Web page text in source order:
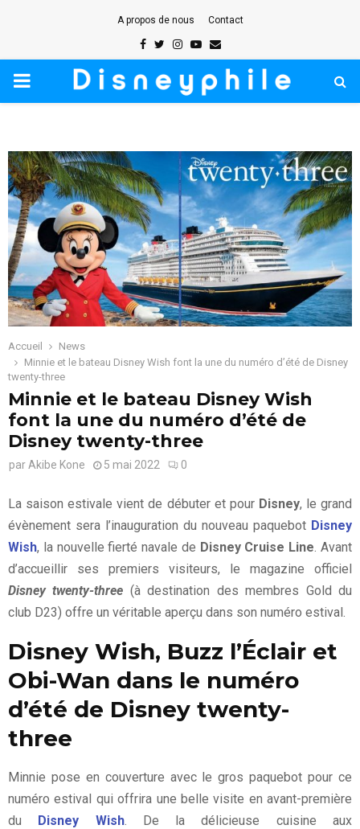
A propos de nous Contact
Facebook
TwitterInstagram
Youtube
Email
PRIMARY
Accueil
News
Minnie et le bateau Disney Wish font la une du numéro d’été de Disney
twenty-three
Minnie et le bateau Disney Wish
font la une du numéro d’été de
Disney twenty-three
par Akibe Kone 5 mai 2022 0
La saison estivale vient de débuter et pour Disney, le grand
évènement sera l’inauguration du nouveau paquebot Disney
Wish, la nouvelle fierté navale de Disney Cruise Line. Avant
d’accueillir ses premiers visiteurs, le magazine officiel
Disney twenty-three (à destination des membres Gold du
club D23) offre un véritable aperçu dans son numéro estival.
Disney Wish, Buzz l’Éclair et
Obi-Wan dans le numéro
d’été de Disney twenty-
three
Minnie pose en couverture avec le gros paquebot pour ce
numéro estival qui offrira une belle visite en avant-première
du Disney Wish. De la délicieuse cuisine aux